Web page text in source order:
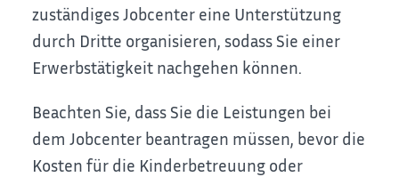
zuständiges Jobcenter eine Unterstützung
durch Dritte organisieren, sodass Sie einer
Erwerbstätigkeit nachgehen können.
Beachten Sie, dass Sie die Leistungen bei
dem Jobcenter beantragen müssen, bevor die
Kosten für die Kinderbetreuung oder